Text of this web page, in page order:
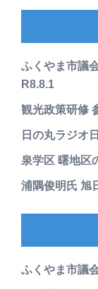
ふくやま市議
R8.8.1
観光政策研修
日の丸ラジオ
泉学区 曙地区
浦隅俊明氏 旭
ふくやま市議